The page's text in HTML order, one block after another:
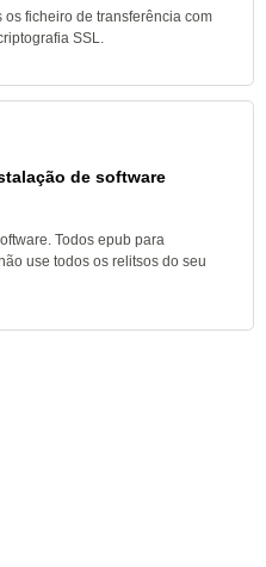
ficheiro de transferência com
SSL.
de software
Todos epub para
use todos os relitsos do seu